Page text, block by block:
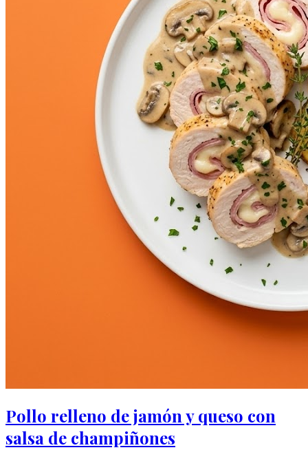
Pollo relleno de jamón y queso con
salsa de champiñones